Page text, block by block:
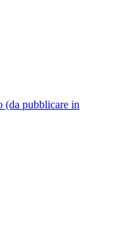
(da pubblicare in